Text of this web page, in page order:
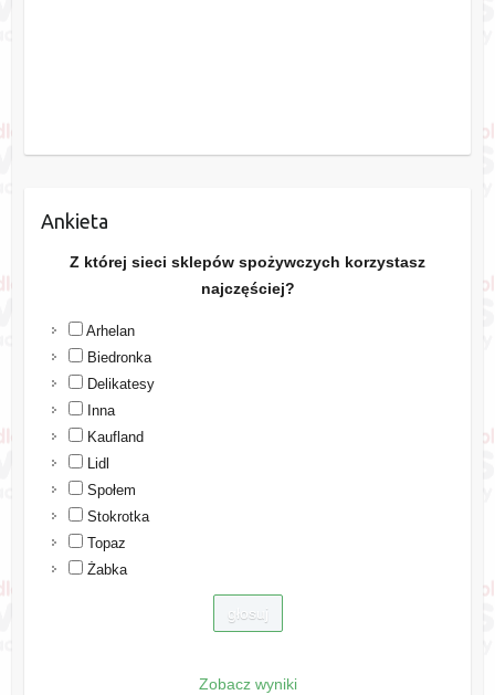
Ankieta
Z której sieci sklepów spożywczych korzystasz
najczęściej?
Arhelan
Biedronka
Delikatesy
Inna
Kaufland
Lidl
Społem
Stokrotka
Topaz
Żabka
Zobacz wyniki